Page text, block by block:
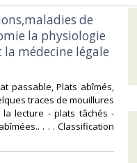
de
la physiologie
médecine légale
passable, Plats abîmés,
traces de mouillures
lecture - plats tâchés -
. . . Classification